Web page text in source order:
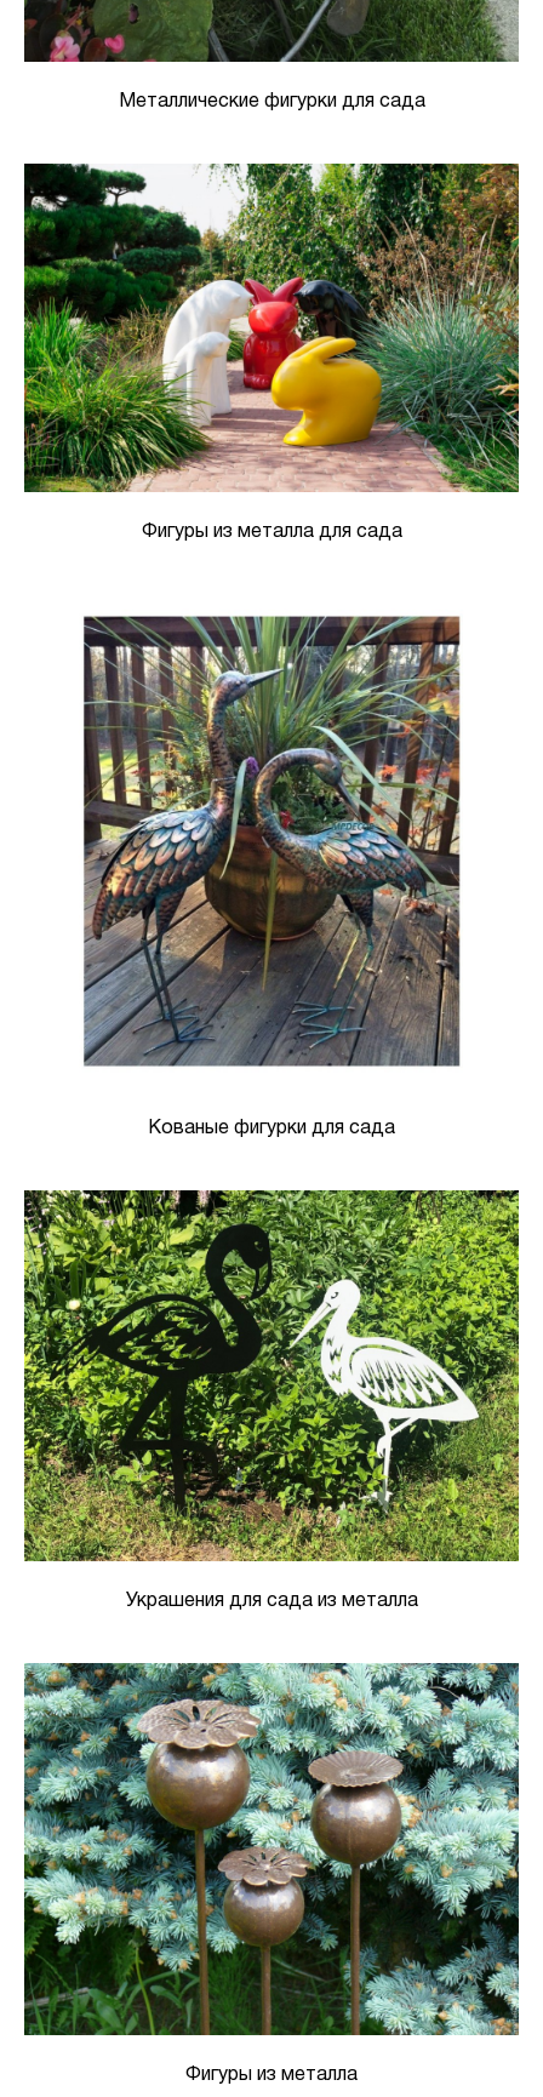
Металлические фигурки для сада
Фигуры из металла для сада
Кованые фигурки для сада
Украшения для сада из металла
Фигуры из металла